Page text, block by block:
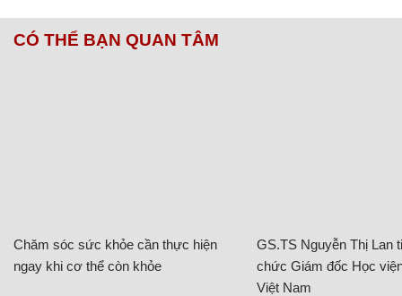
CÓ THỂ BẠN QUAN TÂM
Chăm sóc sức khỏe cần thực hiện
ngay khi cơ thể còn khỏe
GS.TS Nguyễn Thị Lan
chức Giám đốc Học
Việt Nam